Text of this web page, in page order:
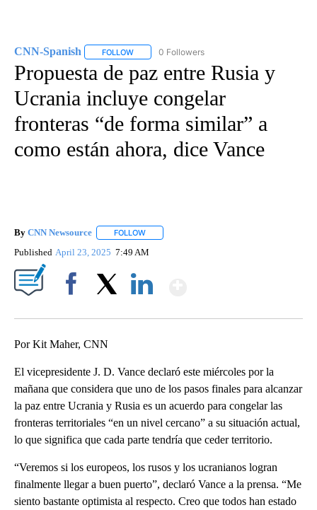
CNN-Spanish FOLLOW FOLLOW "CNN-SPANISH" TO RECEIVE
0 Followers
Propuesta de paz entre Rusia y
Ucrania incluye congelar
fronteras “de forma similar” a
como están ahora, dice Vance
By CNN Newsource FOLLOW
Published April 23, 2025 7:49 AM
Por Kit Maher, CNN
El vicepresidente J. D. Vance declaró este miércoles por la
mañana que considera que uno de los pasos finales para alcanzar
la paz entre Ucrania y Rusia es un acuerdo para congelar las
fronteras territoriales “en un nivel cercano” a su situación actual,
lo que significa que cada parte tendría que ceder territorio.
“Veremos si los europeos, los rusos y los ucranianos logran
finalmente llegar a buen puerto”, declaró Vance a la prensa. “Me
siento bastante optimista al respecto. Creo que todos han estado